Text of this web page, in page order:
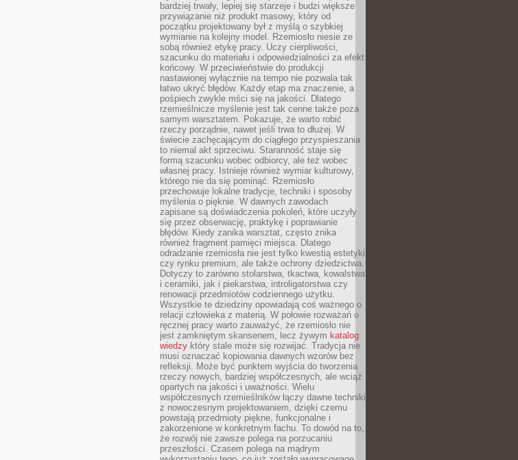
bardziej trwały, lepiej się starzeje i budzi większe
przywiązanie niż produkt masowy, który od
początku projektowany był z myślą o szybkiej
wymianie na kolejny model. Rzemiosło niesie ze
sobą również etykę pracy. Uczy cierpliwości,
szacunku do materiału i odpowiedzialności za efekt
końcowy. W przeciwieństwie do produkcji
nastawionej wyłącznie na tempo nie pozwala tak
łatwo ukryć błędów. Każdy etap ma znaczenie, a
pośpiech zwykle mści się na jakości. Dlatego
rzemieślnicze myślenie jest tak cenne także poza
samym warsztatem. Pokazuje, że warto robić
rzeczy porządnie, nawet jeśli trwa to dłużej. W
świecie zachęcającym do ciągłego przyspieszania
to niemal akt sprzeciwu. Staranność staje się
formą szacunku wobec odbiorcy, ale też wobec
własnej pracy. Istnieje również wymiar kulturowy,
którego nie da się pominąć. Rzemiosło
przechowuje lokalne tradycje, techniki i sposoby
myślenia o pięknie. W dawnych zawodach
zapisane są doświadczenia pokoleń, które uczyły
się przez obserwację, praktykę i poprawianie
błędów. Kiedy zanika warsztat, często znika
również fragment pamięci miejsca. Dlatego
odradzanie rzemiosła nie jest tylko kwestią estetyki
czy rynku premium, ale także ochrony dziedzictwa.
Dotyczy to zarówno stolarstwa, tkactwa, kowalstwa
i ceramiki, jak i piekarstwa, introligatorstwa czy
renowacji przedmiotów codziennego użytku.
Wszystkie te dziedziny opowiadają coś ważnego o
relacji człowieka z materią. W połowie rozważań o
ręcznej pracy warto zauważyć, że rzemiosło nie
jest zamkniętym skansenem, lecz żywym katalog
wiedzy który stale może się rozwijać. Tradycja nie
musi oznaczać kopiowania dawnych wzorów bez
refleksji. Może być punktem wyjścia do tworzenia
rzeczy nowych, bardziej współczesnych, ale wciąż
opartych na jakości i uważności. Wielu
współczesnych rzemieślników łączy dawne techniki
z nowoczesnym projektowaniem, dzięki czemu
powstają przedmioty piękne, funkcjonalne i
zakorzenione w konkretnym fachu. To dowód na to,
że rozwój nie zawsze polega na porzucaniu
przeszłości. Czasem polega na mądrym